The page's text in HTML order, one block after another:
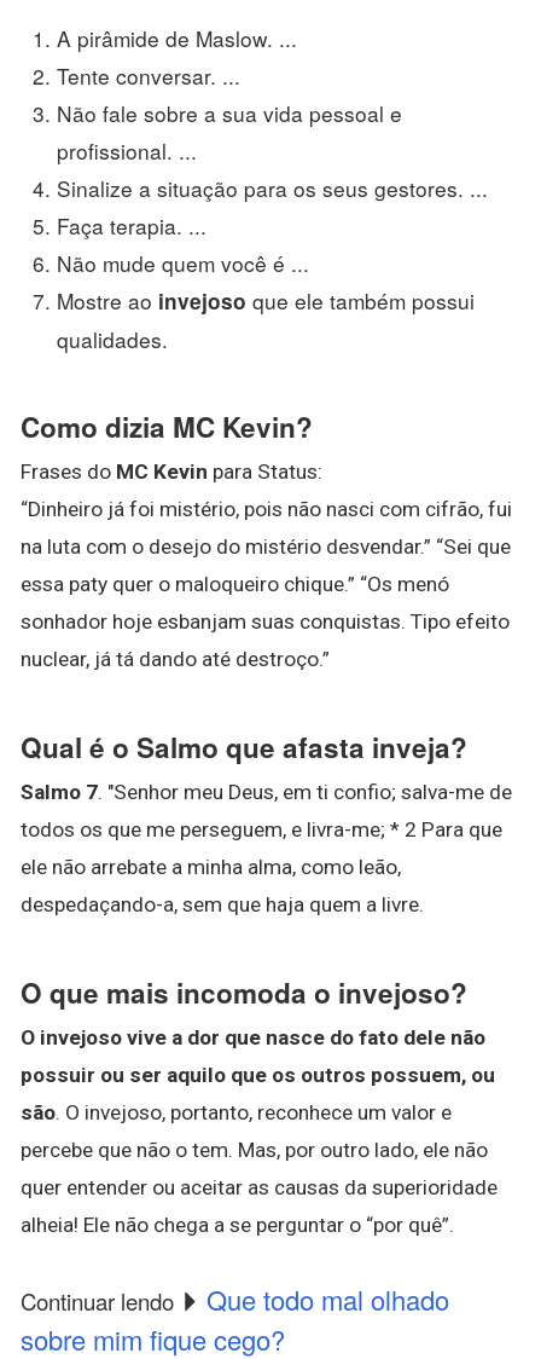
A pirâmide de Maslow. ...
Tente conversar. ...
Não fale sobre a sua vida pessoal e
profissional. ...
Sinalize a situação para os seus gestores. ...
Faça terapia. ...
Não mude quem você é ...
Mostre ao invejoso que ele também possui
qualidades.
Como dizia MC Kevin?
Frases do MC Kevin para Status:
“Dinheiro já foi mistério, pois não nasci com cifrão, fui
na luta com o desejo do mistério desvendar.” “Sei que
essa paty quer o maloqueiro chique.” “Os menó
sonhador hoje esbanjam suas conquistas. Tipo efeito
nuclear, já tá dando até destroço.”
Qual é o Salmo que afasta inveja?
Salmo 7. "Senhor meu Deus, em ti confio; salva-me de
todos os que me perseguem, e livra-me; * 2 Para que
ele não arrebate a minha alma, como leão,
despedaçando-a, sem que haja quem a livre.
O que mais incomoda o invejoso?
O invejoso vive a dor que nasce do fato dele não
possuir ou ser aquilo que os outros possuem, ou
são. O invejoso, portanto, reconhece um valor e
percebe que não o tem. Mas, por outro lado, ele não
quer entender ou aceitar as causas da superioridade
alheia! Ele não chega a se perguntar o “por quê”.
Continuar lendo
Que todo mal olhado
sobre mim fique cego?